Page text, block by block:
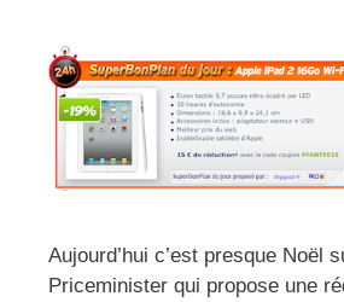
Aujourd’hui c’est presque Noël
Priceminister qui propose une